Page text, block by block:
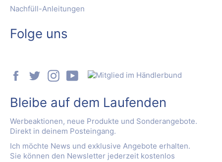
Nachfüll-Anleitungen
Folge uns
FacebookTwitterInstagramYouTube
Bleibe auf dem Laufenden
Werbeaktionen, neue Produkte und Sonderangebote.
Direkt in deinem Posteingang.
Ich möchte News und exklusive Angebote erhalten.
Sie können den Newsletter jederzeit kostenlos